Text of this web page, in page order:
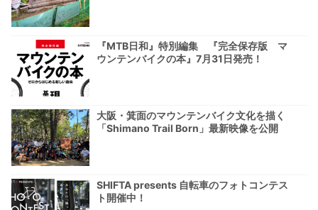
『MTB日和』特別編集 『完全保存版 マ
ウンテンバイクの本』7月31日発売！
大阪・箕面のマウンテンバイク文化を描く
「Shimano Trail Born」最新映像を公開
SHIFTA presents 自転車のフォトコンテス
ト開催中！